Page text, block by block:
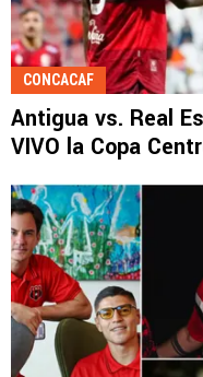
CONCACAF
Antigua vs. Real
VIVO la Copa